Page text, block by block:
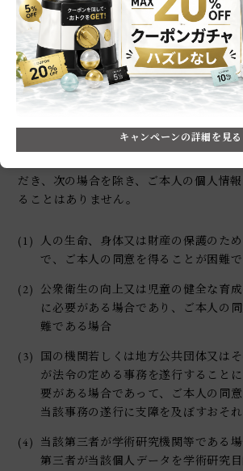
ウ
共同利用に際しての個人情報管理責任
当社
第5.個人情報の第三者への提供
1. 当社は、お客さま等から取得した個人
だき、次の場合を除き、ご本人の個人情
ることはありません。
(1)
人の生命、身体又は財産の保護のた
で、ご本人の同意を得ることが困難
(2)
公衆衛生の向上又は児童の健全な育
に必要がある場合であり、ご本人の
難である場合
(3)
国の機関若しくは地方公共団体又は
が法令の定める事務を遂行すること
要がある場合であって、ご本人の同
当該事務の遂行に支障を及ぼすおそ
(4)
当該第三者が学術研究機関等である
第三者が当該個人データを学術研究
キャンペーンの詳細を見る